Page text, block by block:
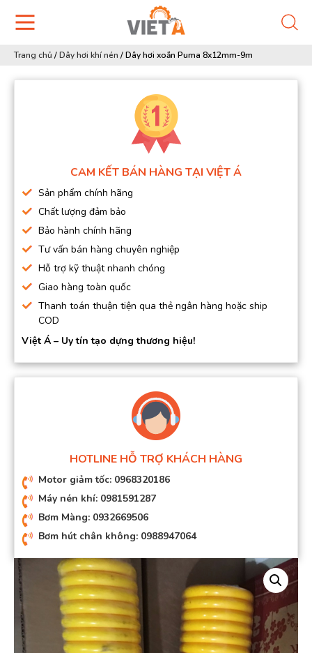
Trang chủ /Dây hơi khí nén /Dây hơi xoắn Puma 8x12mm-9m
CAM KẾT BÁN HÀNG TẠI VIỆT Á
Sản phẩm chính hãng
Chất lượng đảm bảo
Bảo hành chính hãng
Tư vấn bán hàng chuyên nghiệp
Hỗ trợ kỹ thuật nhanh chóng
Giao hàng toàn quốc
Thanh toán thuận tiện qua thẻ ngân hàng hoặc ship
COD
Việt Á – Uy tín tạo dựng thương hiệu!
HOTLINE HỖ TRỢ KHÁCH HÀNG
Motor giảm tốc: 0968320186
Máy nén khí: 0981591287
Bơm Màng: 0932669506
Bơm hút chân không: 0988947064